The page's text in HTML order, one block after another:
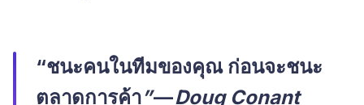
“ชนะคนในทีมของคุณ ก่อนจะชนะ
ตลาดการค้า”—Doug Conant